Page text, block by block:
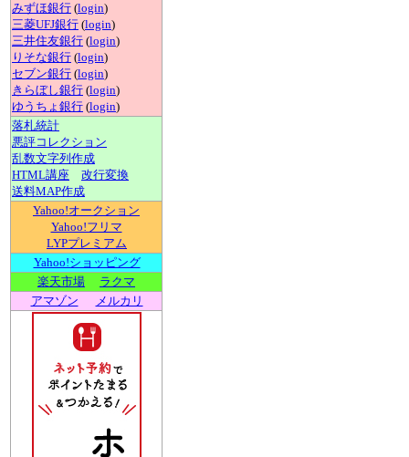
みずほ銀行 (login)
三菱UFJ銀行 (login)
三井住友銀行 (login)
りそな銀行 (login)
セブン銀行 (login)
きらぼし銀行 (login)
ゆうちょ銀行 (login)
落札統計
悪評コレクション
乱数文字列作成
HTML講座
改行変換
送料MAP作成
Yahoo!オークション
Yahoo!フリマ
LYPプレミアム
Yahoo!ショッピング
楽天市場
ラクマ
アマゾン
メルカリ